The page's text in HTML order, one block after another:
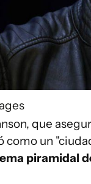
que
como un
piramidal